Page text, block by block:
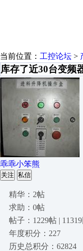
当前位置： 工控论坛 >
库存了近30台变频
乖乖小笨熊
关注 私信
精华：2帖
求助：0帖
帖子：1229帖 | 11319
年度积分：227
历史总积分：62824